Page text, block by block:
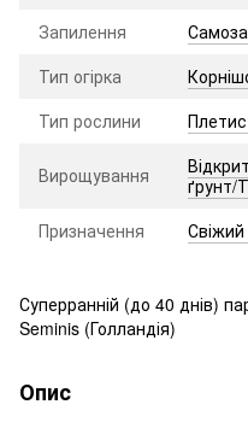
Запилення
Тип огірка
Тип рослини
Вирощування
ґрунт/
Призначення
Суперранній (до 40 днів)
Seminis (Голландія)
Опис